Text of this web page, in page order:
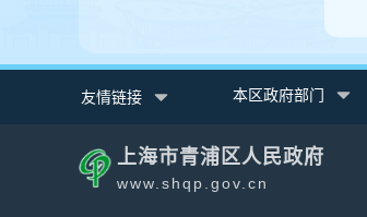
友情链接 本区政府部门
上海市青浦区人民政府
www.shqp.gov.cn